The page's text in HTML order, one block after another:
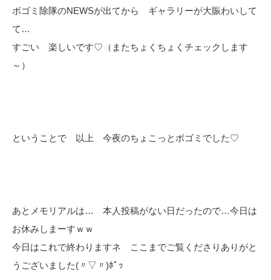
ボゴミ除隊のNEWSが出てから ギャラリーが大賑わいして
て…
すごい 楽しいです♡（またちょくちょくチェックします
～）
ということで 以上 今夜のちょこっとボゴミでした♡
あとメモリアルは… 本人投稿がない日だったので…今日は
お休みしまーすｗｗ
今日はこれで終わりますネ ここまでご覧くださりありがと
うございました(〃▽〃)ﾎﾟｯ